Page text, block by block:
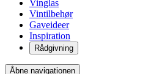
Vinglas
Vintilbehør
Gaveideer
Inspiration
Rådgivning
Åbne navigationen